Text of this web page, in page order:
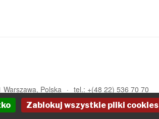
Warszawa Polska
tel.: +(48 22) 536 70 70
Zablokuj wszystkie pliki cookies